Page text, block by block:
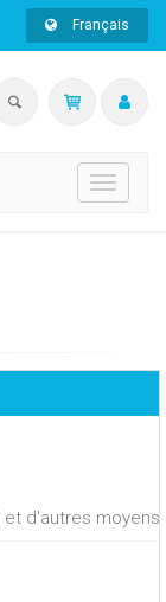
Français
Toggle
d'autres